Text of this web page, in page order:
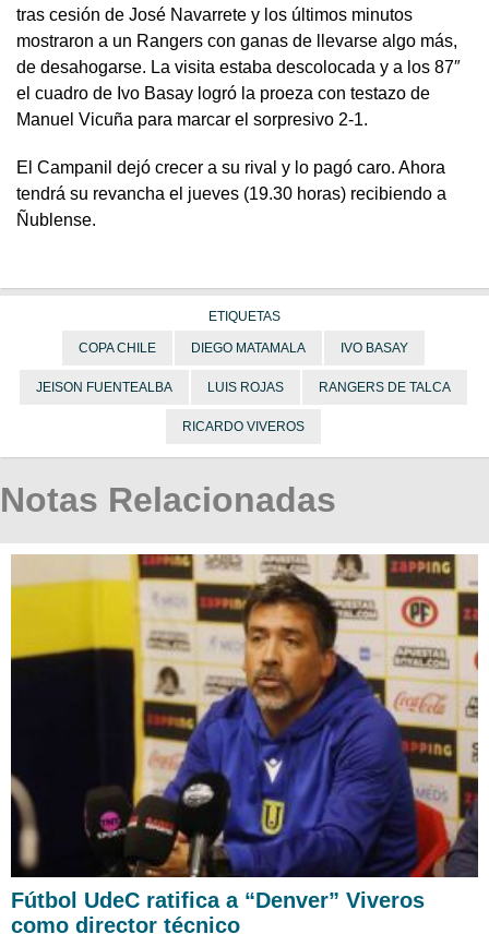
tras cesión de José Navarrete y los últimos minutos
mostraron a un Rangers con ganas de llevarse algo más,
de desahogarse. La visita estaba descolocada y a los 87″
el cuadro de Ivo Basay logró la proeza con testazo de
Manuel Vicuña para marcar el sorpresivo 2-1.
El Campanil dejó crecer a su rival y lo pagó caro. Ahora
tendrá su revancha el jueves (19.30 horas) recibiendo a
Ñublense.
ETIQUETAS
COPA CHILE DIEGO MATAMALA IVO BASAY
JEISON FUENTEALBA LUIS ROJAS RANGERS DE TALCA
RICARDO VIVEROS
Notas Relacionadas
Fútbol UdeC ratifica a “Denver” Viveros
como director técnico